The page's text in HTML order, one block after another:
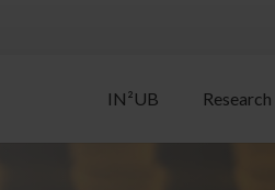
IN²UB Research